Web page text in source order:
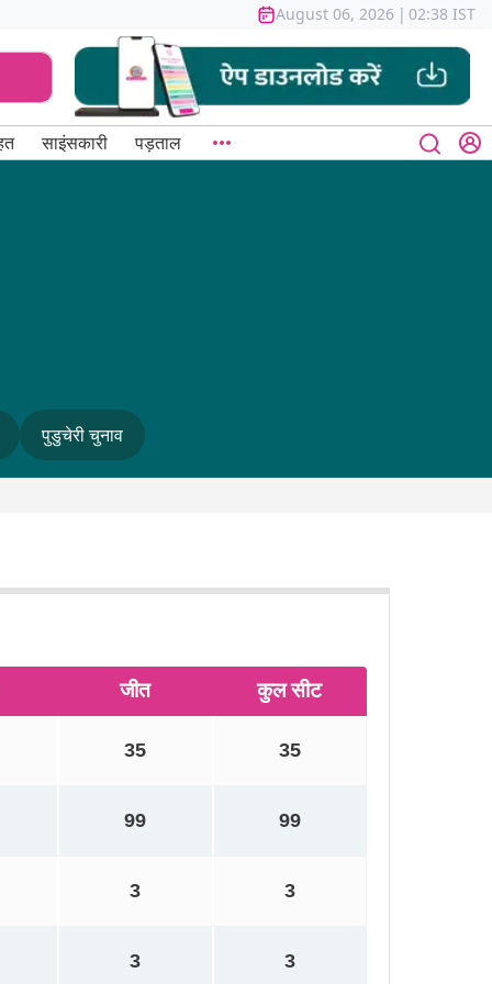
August 06, 2026 | 02:38 IST
साइंसकारी पड़ताल
पुडुचेरी चुनाव